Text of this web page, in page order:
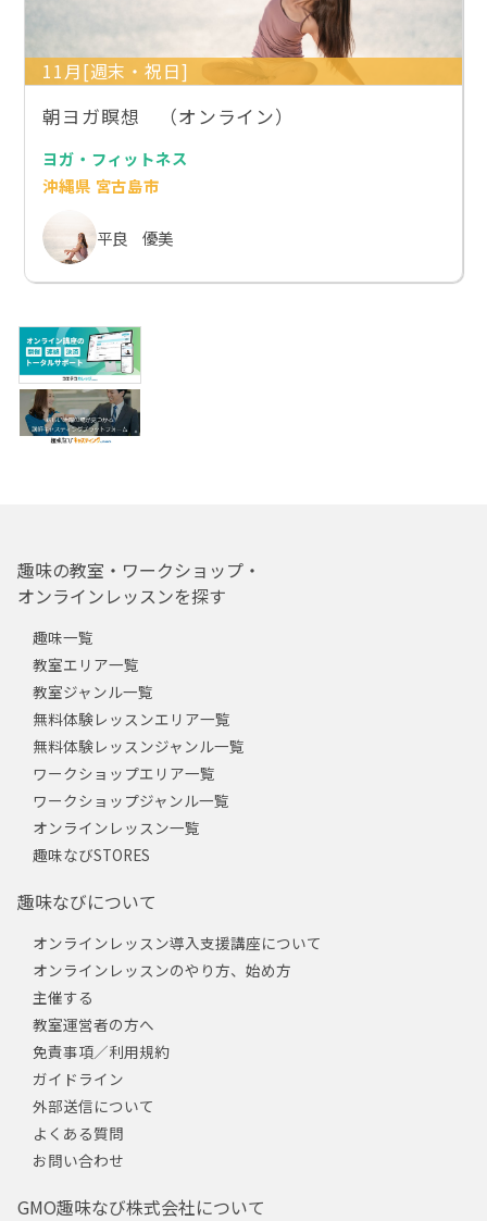
11月[週末・祝日]
朝ヨガ瞑想 （オンライン）
ヨガ・フィットネス
沖縄県 宮古島市
平良 優美
趣味の教室・ワークショップ・
オンラインレッスンを探す
趣味一覧
教室エリア一覧
教室ジャンル一覧
無料体験レッスンエリア一覧
無料体験レッスンジャンル一覧
ワークショップエリア一覧
ワークショップジャンル一覧
オンラインレッスン一覧
趣味なびSTORES
趣味なびについて
オンラインレッスン導入支援講座について
オンラインレッスンのやり方、始め方
主催する
教室運営者の方へ
免責事項／利用規約
ガイドライン
外部送信について
よくある質問
お問い合わせ
GMO趣味なび株式会社について